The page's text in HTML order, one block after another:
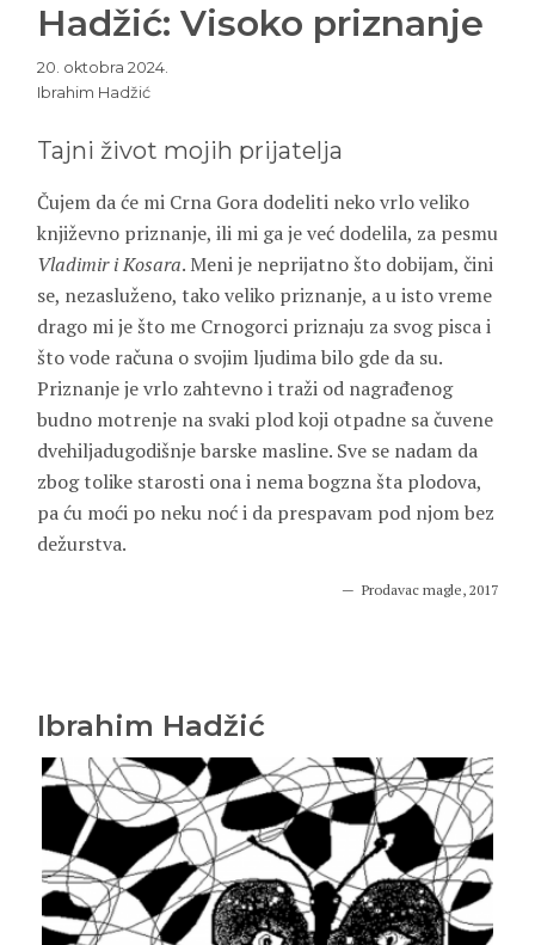
Hadžić: Visoko priznanje
20. oktobra 2024.
Ibrahim Hadžić
Tajni život mojih prijatelja
Čujem da će mi Crna Gora dodeliti neko vrlo veliko
književno priznanje, ili mi ga je već dodelila, za pesmu
Vladimir i Kosara. Meni je neprijatno što dobijam, čini
se, nezasluženo, tako veliko priznanje, a u isto vreme
drago mi je što me Crnogorci priznaju za svog pisca i
što vode računa o svojim ljudima bilo gde da su.
Priznanje je vrlo zahtevno i traži od nagrađenog
budno motrenje na svaki plod koji otpadne sa čuvene
dvehiljadugodišnje barske masline. Sve se nadam da
zbog tolike starosti ona i nema bogzna šta plodova,
pa ću moći po neku noć i da prespavam pod njom bez
dežurstva.
Prodavac magle, 2017
Ibrahim Hadžić